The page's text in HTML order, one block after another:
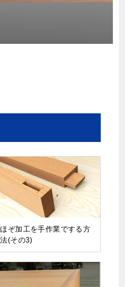
ほぞ加工を手作業でする方
法(その3)